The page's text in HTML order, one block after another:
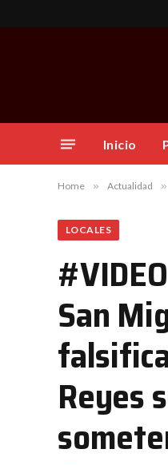
Inicio
Home » Actualidad »
LOCALES
San
Reyes